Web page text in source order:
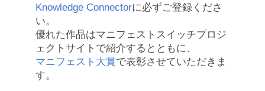
Knowledge Connectorに必ずご登録くださ
い。
優れた作品はマニフェストスイッチプロジ
ェクトサイトで紹介するとともに、
マニフェスト大賞で表彰させていただきま
す。